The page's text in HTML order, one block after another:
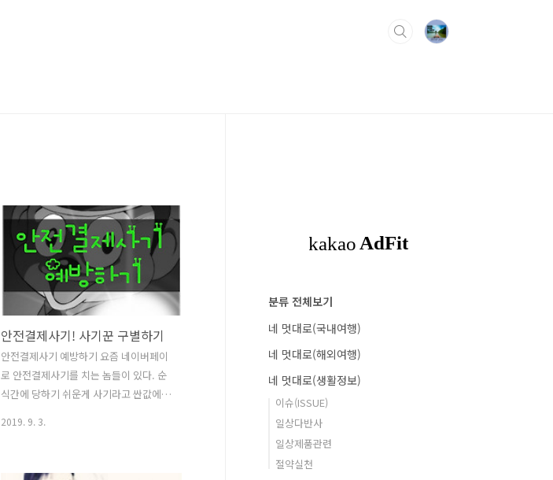
안전결제사기! 사기꾼 구별하기
안전결제사기 예방하기 요즘 네이버페이
로 안전결제사기를 치는 놈들이 있다. 순
식간에 당하기 쉬운게 사기라고 싼값에
구매자와 판매자가 물건을 사고 팔때 구
2019. 9. 3.
분류 전체보기
네 멋대로(국내여행)
네 멋대로(해외여행)
네 멋대로(생활정보)
이슈(ISSUE)
일상다반사
일상제품관련
절약실천